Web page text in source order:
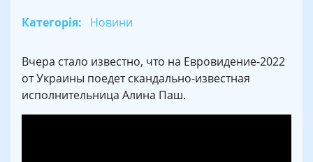
Категорія: Новини
Вчера стало известно, что на Евровидение-2022
от Украины поедет скандально-известная
исполнительница Алина Паш.